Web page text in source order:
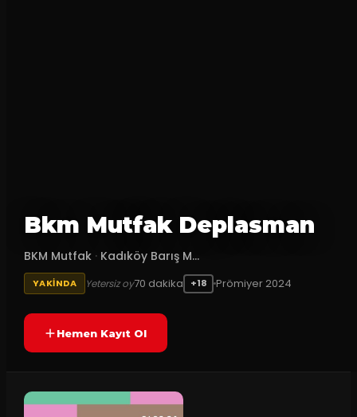
Bkm Mutfak Deplasman
BKM Mutfak · Kadıköy Barış M...
YAKINDA Yetersiz oy70 dakika +18 Prömiyer 2024
Hemen Kayıt Ol